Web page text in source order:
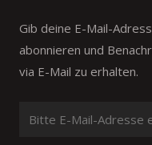
Gib deine E-Mail-
abonnieren und
via E-Mail zu erhalten.